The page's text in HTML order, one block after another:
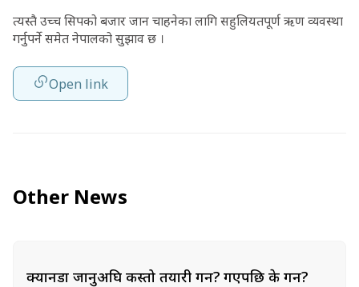
त्यस्तै उच्च सिपको बजार जान चाहनेका लागि सहुलियतपूर्ण ऋण व्यवस्था
गर्नुपर्ने समेत नेपालको सुझाव छ ।
Open link
Other News
क्यानडा जानुअघि कस्तो तयारी गर्ने? गएपछि के गर्ने?